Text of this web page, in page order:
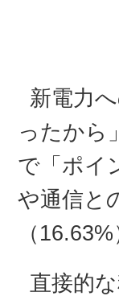
新電力
ったから
で「ポイ
や通信と
（
直接的